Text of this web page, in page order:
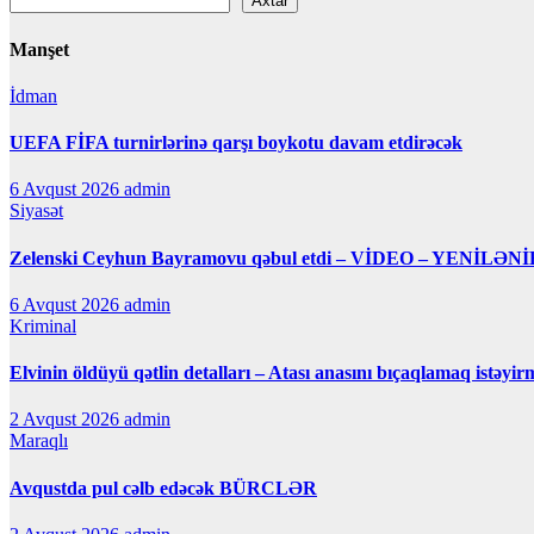
Manşet
İdman
UEFA FİFA turnirlərinə qarşı boykotu davam etdirəcək
6 Avqust 2026 admin
Siyasət
Zelenski Ceyhun Bayramovu qəbul etdi – VİDEO –
6 Avqust 2026 admin
Kriminal
Elvinin öldüyü qətlin detalları – Atası anasını bıçaqlamaq
2 Avqust 2026 admin
Maraqlı
Avqustda pul cəlb edəcək BÜRCLƏR